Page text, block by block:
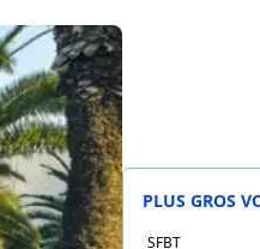
PLUS GROS
SFBT